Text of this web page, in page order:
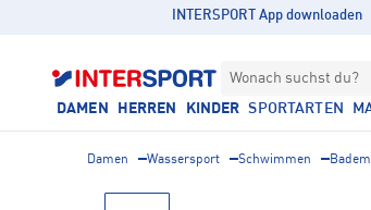
INTERSPORT App downloaden
Wonach suchst du?
DAMEN HERREN KINDER SPORTARTEN
Damen Wassersport Schwimmen